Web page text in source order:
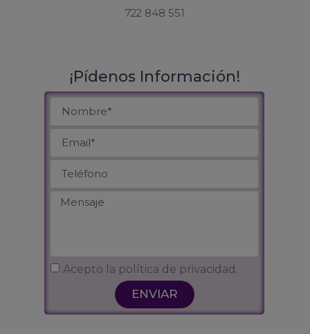
722 848 551
¡Pídenos Información!
Acepto la política de privacidad.
ENVIAR